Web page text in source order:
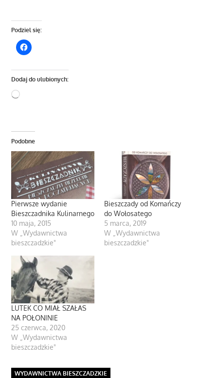
Podziel się:
Dodaj do ulubionych:
Wczytywanie…
Podobne
Pierwsze wydanie
Bieszczadnika Kulinarnego
10 maja, 2015
W „Wydawnictwa
bieszczadzkie"
Bieszczady od Komańczy
do Wołosatego
5 marca, 2019
W „Wydawnictwa
bieszczadzkie"
LUTEK CO MIAŁ SZAŁAS
NA POŁONINIE
25 czerwca, 2020
W „Wydawnictwa
bieszczadzkie"
WYDAWNICTWA BIESZCZADZKIE